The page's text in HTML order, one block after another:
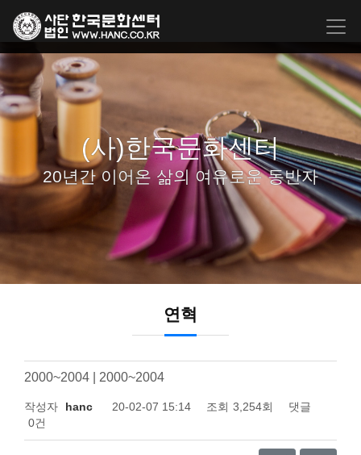
(사)한국문화센터
20년간 이어온 삶의 여유로운 동반자
연혁
2000~2004 | 2000~2004
작성자 hanc 20-02-07 15:14 조회 3,254회
댓글
0건